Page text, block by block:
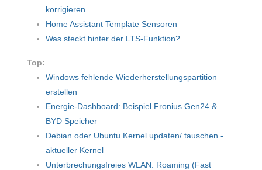
korrigieren
Home Assistant Template Sensoren
Was steckt hinter der LTS-Funktion?
Top:
Windows fehlende Wiederherstellungspartition
erstellen
Energie-Dashboard: Beispiel Fronius Gen24 &
BYD Speicher
Debian oder Ubuntu Kernel updaten/ tauschen -
aktueller Kernel
Unterbrechungsfreies WLAN: Roaming (Fast